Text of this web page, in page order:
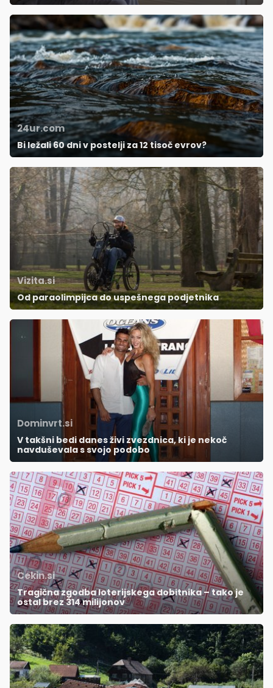
24ur.com
Bi ležali 60 dni v postelji za 12 tisoč evrov?
Vizita.si
Od paraolimpijca do uspešnega podjetnika
Dominvrt.si
V takšni bedi danes živi zvezdnica, ki je nekoč
navduševala s svojo podobo
Cekin.si
Tragična zgodba loterijskega dobitnika – tako je
ostal brez 314 milijonov